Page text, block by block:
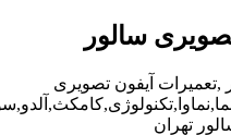
سالور
,تعمیرات آیفون تصویری
تهران